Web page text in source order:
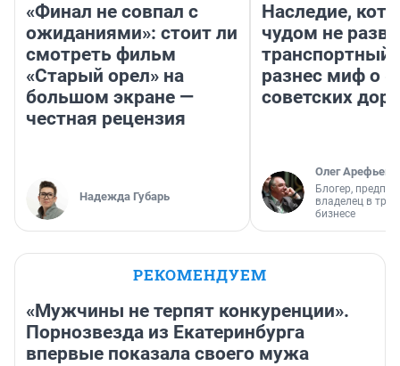
«Финал не совпал с
ожиданиями»: стоит ли
смотреть фильм
«Старый орел» на
большом экране —
честная рецензия
Надежда Губарь
Наследие,
чудом не
транспортный
разнес миф о
советских
Олег Арефьев
Блогер,
владелец в
бизнесе
РЕКОМЕНДУЕМ
«Мужчины не терпят конкуренции».
Порнозвезда из Екатеринбурга
впервые показала своего мужа